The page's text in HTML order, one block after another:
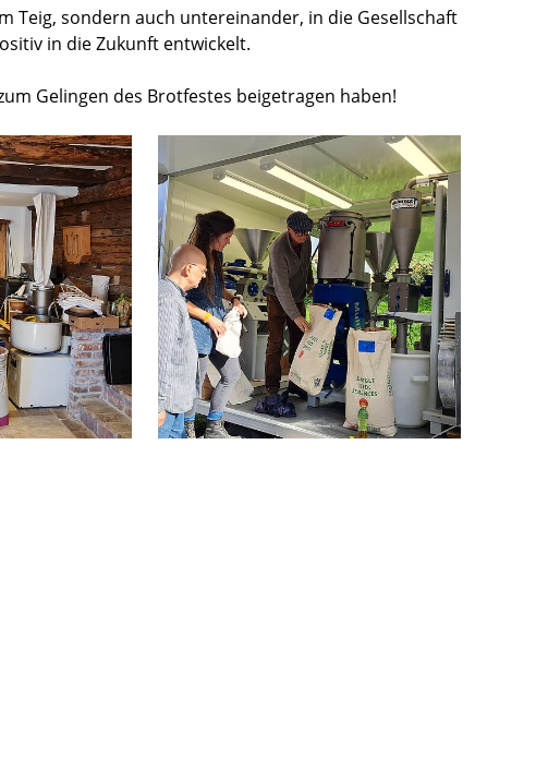
Teig, sondern auch untereinander, in die Gesellschaft
in die Zukunft entwickelt.
Gelingen des Brotfestes beigetragen haben!